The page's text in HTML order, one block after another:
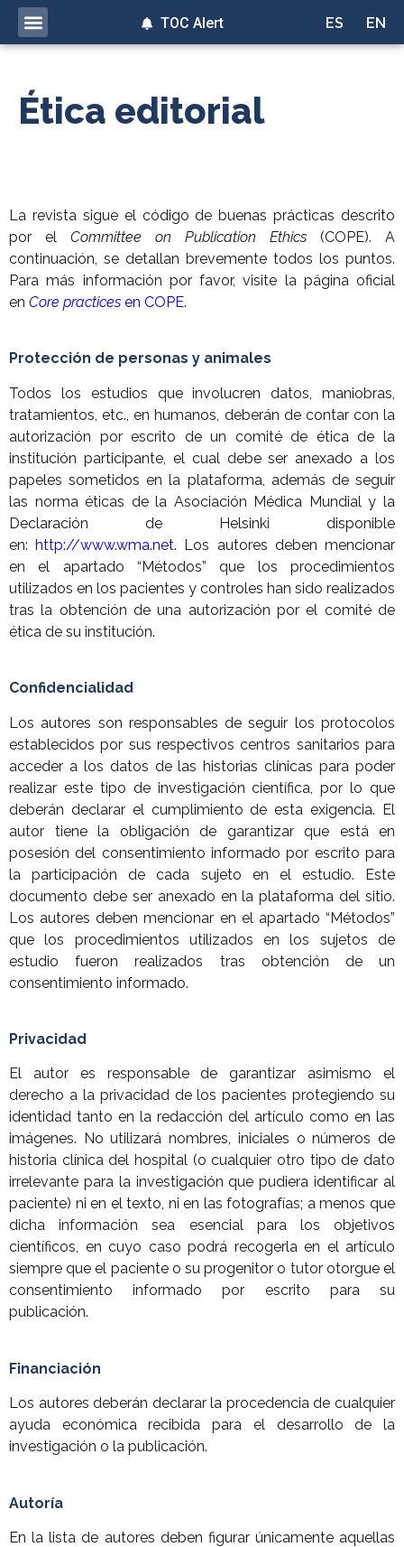
ES EN
TOC Alert
Ética editorial
La revista sigue el código de buenas prácticas descrito
por el Committee on Publication Ethics (COPE). A
continuación, se detallan brevemente todos los puntos.
Para más información por favor, visite la página oficial
en Core practices en COPE.
Protección de personas y animales
Todos los estudios que involucren datos, maniobras,
tratamientos, etc., en humanos, deberán de contar con la
autorización por escrito de un comité de ética de la
institución participante, el cual debe ser anexado a los
papeles sometidos en la plataforma, además de seguir
las norma éticas de la Asociación Médica Mundial y la
Declaración de Helsinki disponible
en:http://www.wma.net. Los autores deben mencionar
en el apartado “Métodos” que los procedimientos
utilizados en los pacientes y controles han sido realizados
tras la obtención de una autorización por el comité de
ética de su institución.
Confidencialidad
Los autores son responsables de seguir los protocolos
establecidos por sus respectivos centros sanitarios para
acceder a los datos de las historias clínicas para poder
realizar este tipo de investigación científica, por lo que
deberán declarar el cumplimiento de esta exigencia. El
autor tiene la obligación de garantizar que está en
posesión del consentimiento informado por escrito para
la participación de cada sujeto en el estudio. Este
documento debe ser anexado en la plataforma del sitio.
Los autores deben mencionar en el apartado “Métodos”
que los procedimientos utilizados en los sujetos de
estudio fueron realizados tras obtención de un
consentimiento informado.
Privacidad
El autor es responsable de garantizar asimismo el
derecho a la privacidad de los pacientes protegiendo su
identidad tanto en la redacción del artículo como en las
imágenes. No utilizará nombres, iniciales o números de
historia clínica del hospital (o cualquier otro tipo de dato
irrelevante para la investigación que pudiera identificar al
paciente) ni en el texto, ni en las fotografías; a menos que
dicha información sea esencial para los objetivos
científicos, en cuyo caso podrá recogerla en el artículo
siempre que el paciente o su progenitor o tutor otorgue el
consentimiento informado por escrito para su
publicación.
Financiación
Los autores deberán declarar la procedencia de cualquier
ayuda económica recibida para el desarrollo de la
investigación o la publicación.
Autoría
En la lista de autores deben figurar únicamente aquellas